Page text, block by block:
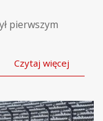
pierwszym
Czytaj więcej